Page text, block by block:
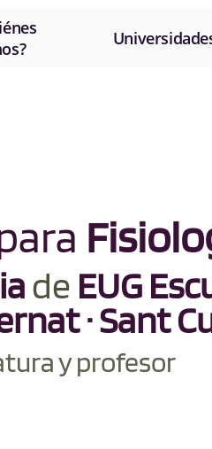
de EUG
· Sant
y profesor